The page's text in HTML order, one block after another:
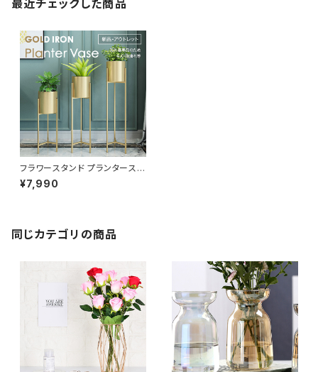
最近チェックした商品
フラワースタンド プランタースタ
ンド ゴールド 北欧 花台 鉢台 P
LVS001-GD
¥7,990
同じカテゴリの商品